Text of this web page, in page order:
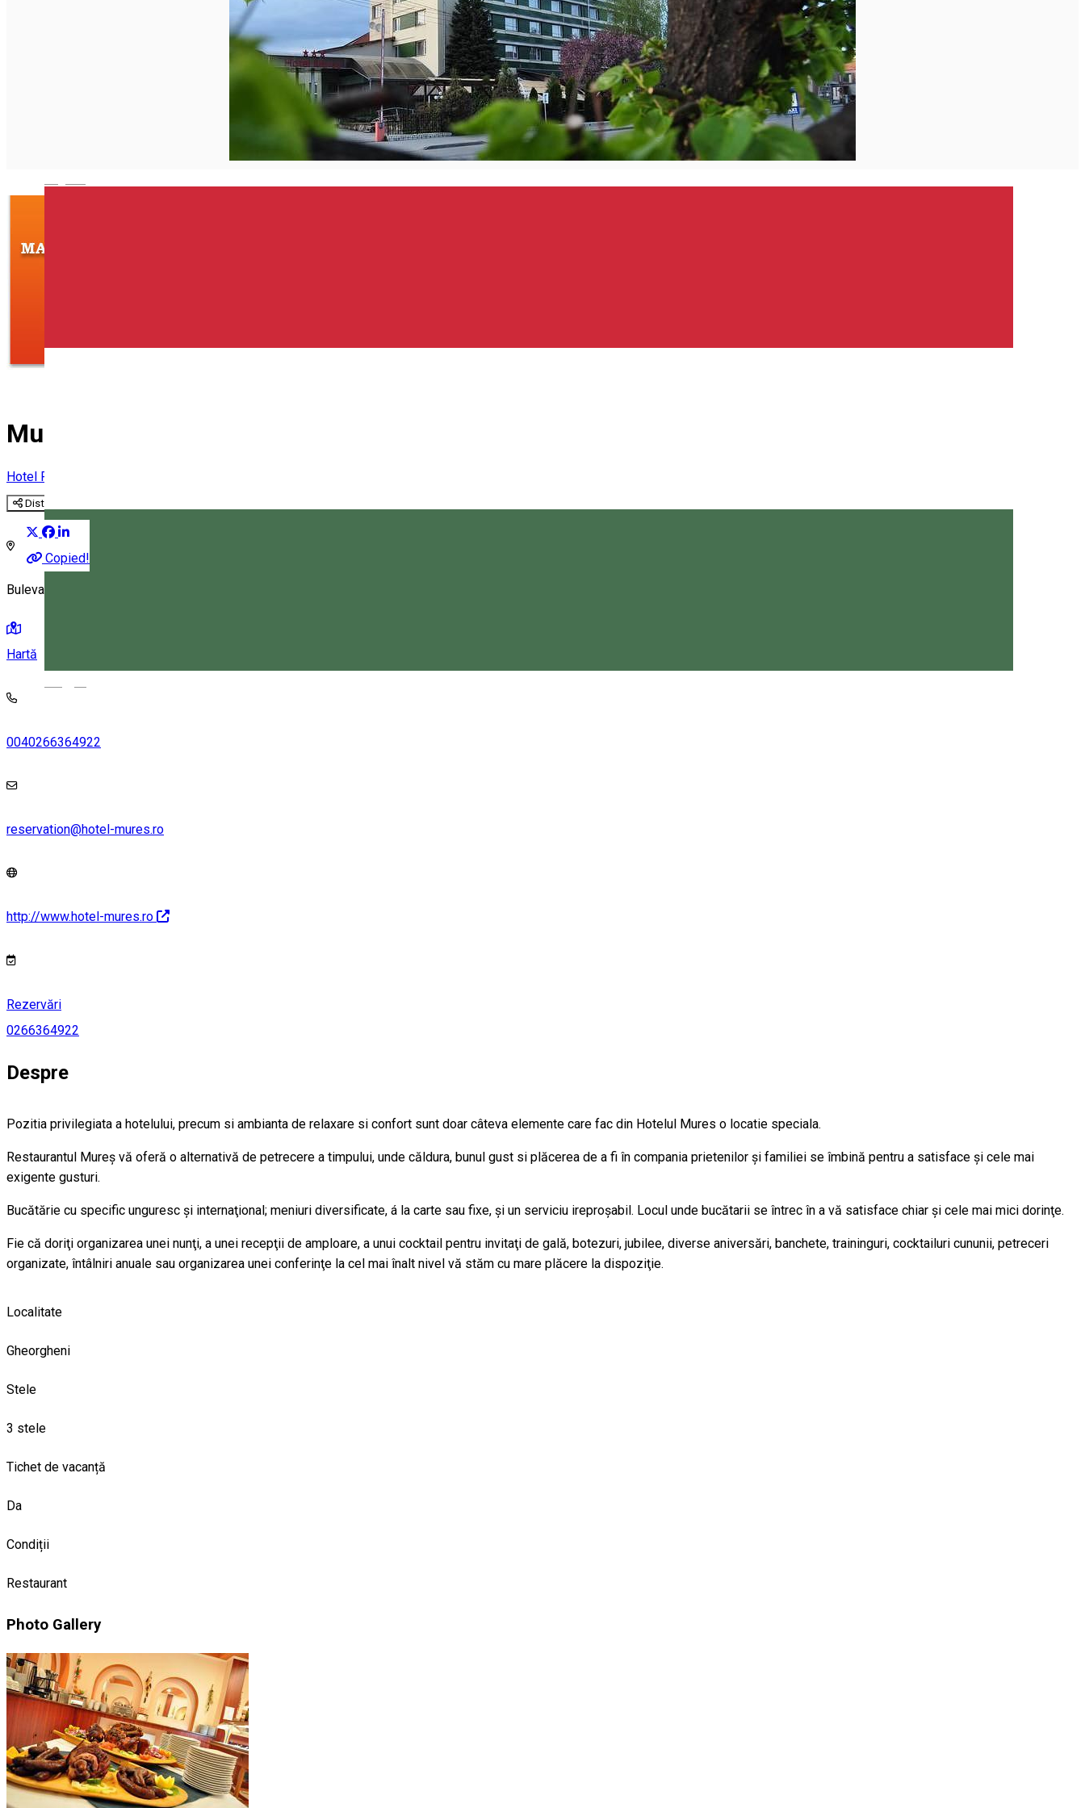
Mureș Hotel & Restaurant
Hotel Restaurant
Distribuie
Copied!
Bulevardul Frăției 2, Gheorgheni 535500, România
Hartă
0040266364922
reservation@hotel-mures.ro
http://www.hotel-mures.ro
Rezervări
0266364922
Despre
Pozitia privilegiata a hotelului, precum si ambianta de relaxare si confort sunt doar câteva elemente care fac din Hotelul Mures o locatie speciala.
Restaurantul Mureş vă oferă o alternativă de petrecere a timpului, unde căldura, bunul gust si plăcerea de a fi în compania prietenilor şi familiei se îmbină pentru a satisface şi cele mai
exigente gusturi.
Bucătărie cu specific unguresc şi internaţional; meniuri diversificate, á la carte sau fixe, şi un serviciu ireproşabil. Locul unde bucătarii se întrec în a vă satisface chiar şi cele mai mici dorinţe.
Fie că doriţi organizarea unei nunţi, a unei recepţii de amploare, a unui cocktail pentru invitaţi de gală, botezuri, jubilee, diverse aniversări, banchete, traininguri, cocktailuri cununii, petreceri
organizate, întâlniri anuale sau organizarea unei conferinţe la cel mai înalt nivel vă stăm cu mare plăcere la dispoziţie.
Localitate
Gheorgheni
Stele
3 stele
Tichet de vacanță
Da
Condiții
Restaurant
Photo Gallery